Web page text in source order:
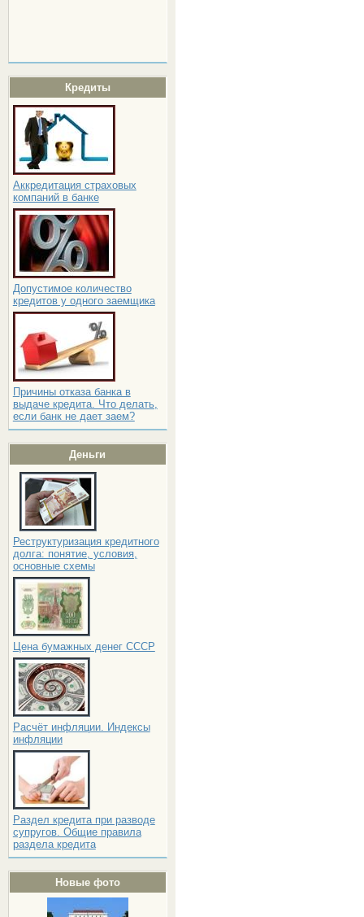
Кредиты
Аккредитация страховых
компаний в банке
Допустимое количество
кредитов у одного заемщика
Причины отказа банка в
выдаче кредита. Что делать,
если банк не дает заем?
Деньги
Реструктуризация кредитного
долга: понятие, условия,
основные схемы
Цена бумажных денег СССР
Расчёт инфляции. Индексы
инфляции
Раздел кредита при разводе
супругов. Общие правила
раздела кредита
Новые фото